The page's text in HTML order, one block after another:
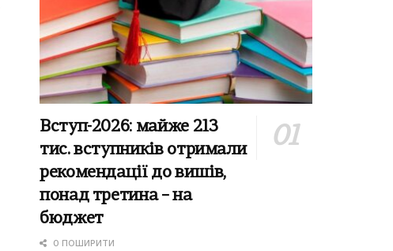
Вступ-2026: майже 213
тис. вступників отримали
рекомендації до вишів,
понад третина – на
бюджет
0 ПОШИРИТИ